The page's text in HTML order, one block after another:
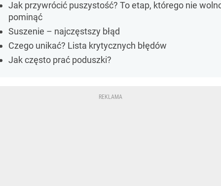
Jak przywrócić puszystość? To etap, którego nie
pominąć
Suszenie – najczęstszy błąd
Czego unikać? Lista krytycznych błędów
Jak często prać poduszki?